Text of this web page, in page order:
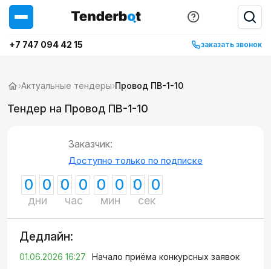
+7 747 094 42 15 заказать звонок
›Актуальные тендеры›Провод ПВ-1-10
Тендер на Провод ПВ-1-10
Заказчик:
Доступно только по подписке
0 0
дни
0 0
час
0 0
мин
0 0
сек
Дедлайн:
01.06.2026 16:27 Начало приёма конкурсных заявок